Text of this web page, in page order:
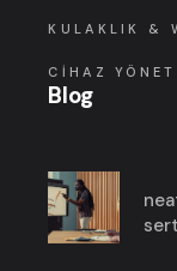
KULAKLIK &
CIHAZ
Blog